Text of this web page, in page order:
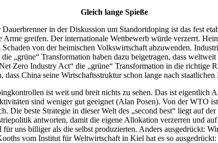
Gleich lange Spieße
in der Diskussion um Standortdoping ist das fest
greifen. Der internationale Wettbewerb würde verzerrt.
von der heimischen Volkswirtschaft abzuwenden.
„grüne“ Transformation haben dazu beigetragen, dass
Zero Industry Act“ die „grüne“ Transformation in die
China seine Wirtschaftsstruktur schon lange nach
ist weit und breit nichts zu sehen. Das ist
sind weniger gut geeignet (Alan Posen). Von der WTO
Die beste Strategie in dieser Welt des „second best“ liegt auf
antworten, damit die eigene Allokation verzerren und
uns billiger als die selbst produzierten. Anders ausgedrückt:
vom Institut für Weltwirtschaft in Kiel hat es so